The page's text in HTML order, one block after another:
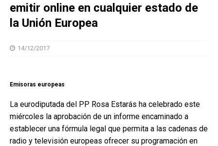
emitir online en cualquier estado de
la Unión Europea
14/12/2017
Emisoras europeas
La eurodiputada del PP Rosa Estarás ha celebrado este
miércoles la aprobación de un informe encaminado a
establecer una fórmula legal que permita a las cadenas de
radio y televisión europeas ofrecer su programación en